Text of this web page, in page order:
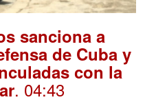
sanciona a
de Cuba y
con la
. 04:43